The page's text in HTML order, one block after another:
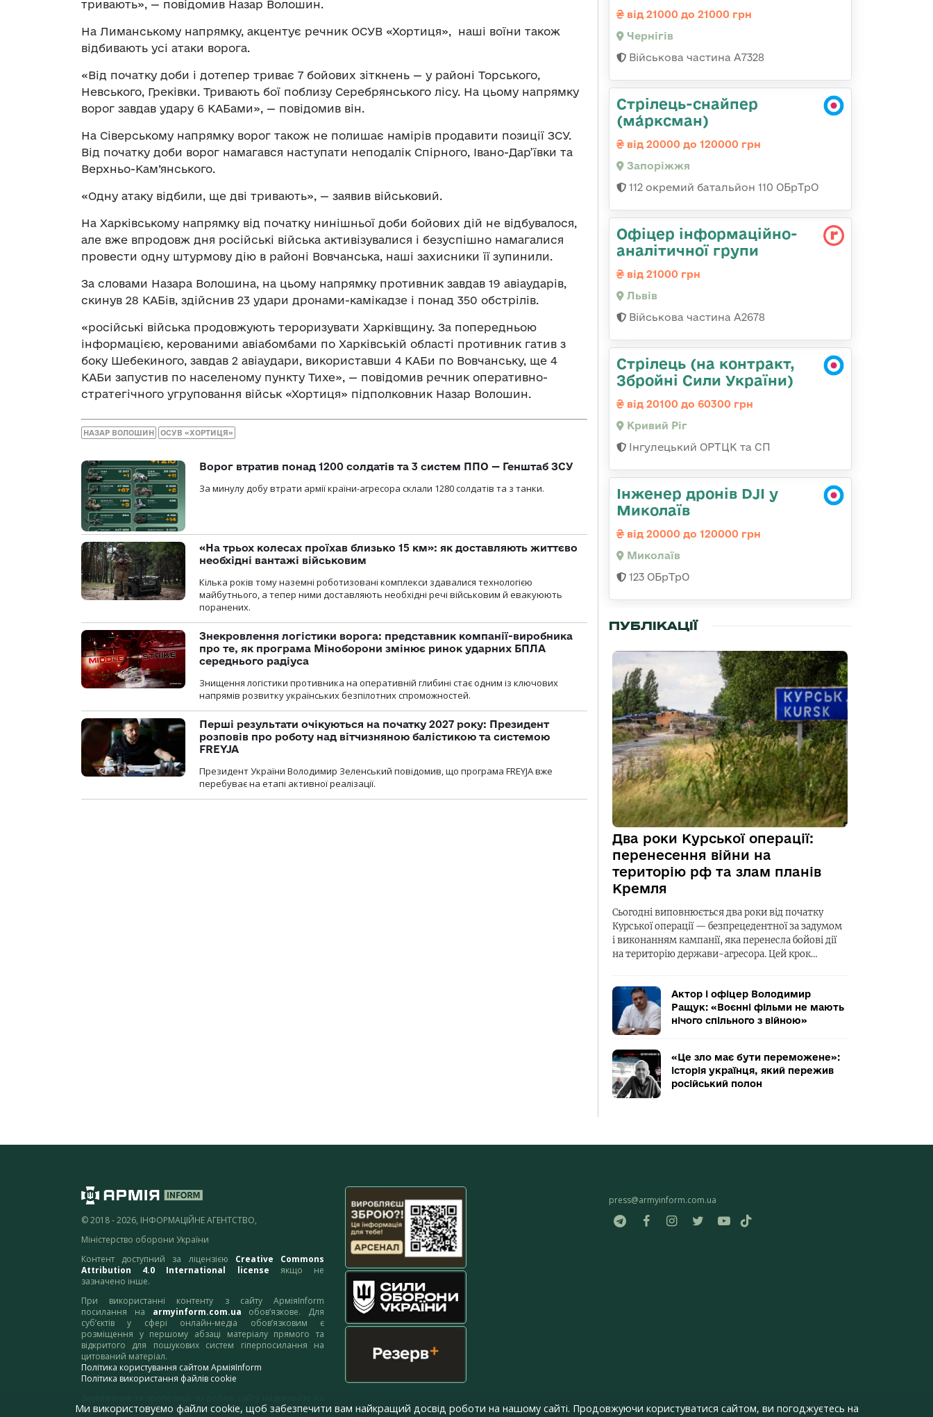
тривають», — повідомив Назар Волошин.
На Лиманському напрямку, акцентує речник ОСУВ «Хортиця», наші воїни також
відбивають усі атаки ворога.
«Від початку доби і дотепер триває 7 бойових зіткнень — у районі Торського,
Невського, Греківки. Тривають бої поблизу Серебрянського лісу. На цьому напрямку
ворог завдав удару 6 КАБами», — повідомив він.
На Сіверському напрямку ворог також не полишає намірів продавити позиції ЗСУ.
Від початку доби ворог намагався наступати неподалік Спірного, Івано-Дар’ївки та
Верхньо-Кам’янського.
«Одну атаку відбили, ще дві тривають», — заявив військовий.
На Харківському напрямку від початку нинішньої доби бойових дій не відбувалося,
але вже впродовж дня російські війська активізувалися і безуспішно намагалися
провести одну штурмову дію в районі Вовчанська, наші захисники її зупинили.
За словами Назара Волошина, на цьому напрямку противник завдав 19 авіаударів,
скинув 28 КАБів, здійснив 23 удари дронами-камікадзе і понад 350 обстрілів.
«російські війська продовжують тероризувати Харківщину. За попередньою
інформацією, керованими авіабомбами по Харківській області противник гатив з
боку Шебекиного, завдав 2 авіаудари, використавши 4 КАБи по Вовчанську, ще 4
КАБи запустив по населеному пункту Тихе», — повідомив речник оперативно-
стратегічного угруповання військ «Хортиця» підполковник Назар Волошин.
НАЗАР ВОЛОШИН ОСУВ «ХОРТИЦЯ»
Ворог втратив понад 1200 солдатів та 3 систем ППО — Генштаб ЗСУ
За минулу добу втрати армії країни-агресора склали 1280 солдатів та з танки.
«На трьох колесах проїхав близько 15 км»: як доставляють життєво
необхідні вантажі військовим
Кілька років тому наземні роботизовані комплекси здавалися технологією
майбутнього, а тепер ними доставляють необхідні речі військовим й евакуюють
поранених.
Знекровлення логістики ворога: представник компанії-виробника
про те, як програма Міноборони змінює ринок ударних БПЛА
середнього радіуса
Знищення логістики противника на оперативній глибині стає одним із ключових
напрямів розвитку українських безпілотних спроможностей.
Перші результати очікуються на початку 2027 року: Президент
розповів про роботу над вітчизняною балістикою та системою
FREYJA
Президент України Володимир Зеленський повідомив, що програма FREYJA вже
перебуває на етапі активної реалізації.
від 21000 до 21000 грн
Чернігів
Військова частина А7328
Стрілець-снайпер
(ма́рксман)
від 20000 до 120000 грн
Запоріжжя
112 окремий батальйон 110 ОБрТрО
Офіцер інформаційно-
аналітичної групи
від 21000 грн
Львів
Військова частина А2678
Стрілець (на контракт,
Збройні Сили України)
від 20100 до 60300 грн
Кривий Ріг
Інгулецький ОРТЦК та СП
Інженер дронів DJI у
Миколаїв
від 20000 до 120000 грн
Миколаїв
123 ОБрТрО
ПУБЛІКАЦІЇ
Два роки Курської операції:
перенесення війни на
територію рф та злам планів
Кремля
Сьогодні виповнюється два роки від початку
Курської операції — безпрецедентної за задумом
і виконанням кампанії, яка перенесла бойові дії
на територію держави-агресора. Цей крок…
Актор і офіцер Володимир
Ращук: «Воєнні фільми не мають
нічого спільного з війною»
«Це зло має бути переможене»:
історія українця, який пережив
російський полон
© 2018 - 2026, ІНФОРМАЦІЙНЕ АГЕНТСТВО,
Міністерство оборони України
Контент доступний за ліцензією Creative Commons
Attribution 4.0 International license якщо не
зазначено інше.
При використанні контенту з сайту АрміяInform
посилання на armyinform.com.ua обов’язкове. Для
суб’єктів у сфері онлайн-медіа обов’язковим є
розміщення у першому абзаці матеріалу прямого та
відкритого для пошукових систем гіперпосилання на
цитований матеріал.
Політика користування сайтом АрміяInform
Політика використання файлів cookie
адресу:webmaster@armyinform.com.ua
press@armyinform.com.ua
Ми використовуємо файли cookie, щоб забезпечити вам найкращий досвід роботи на нашому сайті. Продовжуючи користуватися сайтом, ви погоджуєтесь на